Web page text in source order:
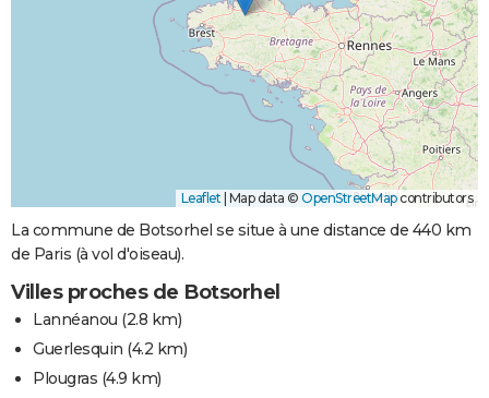
Leaflet Map data © OpenStreetMapcontributors
La commune de Botsorhel se situe à une distance de 440 km
de Paris (à vol d'oiseau).
Villes proches de Botsorhel
Lannéanou (2.8 km)
Guerlesquin (4.2 km)
Plougras (4.9 km)